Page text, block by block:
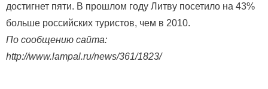
достигнет пяти. В прошлом году Литву посетило на 43%
больше российских туристов, чем в 2010.
По сообщению сайта:
http://www.lampal.ru/news/361/1823/